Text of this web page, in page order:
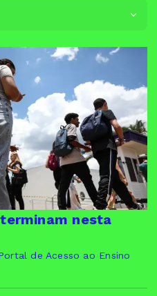
nesta
de Acesso ao Ensino